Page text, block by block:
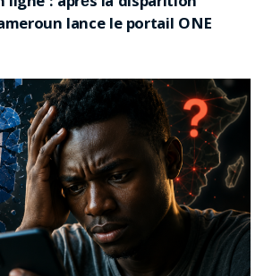
lance le portail ONE